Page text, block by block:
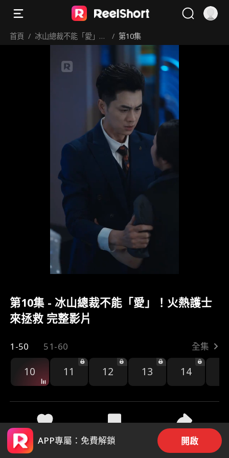
首頁 / 冰山總裁不能「愛」！
/ 第10集
第10集 - 冰山總裁不能「愛」！火熱護士
來拯救 完整影片
1-50 51-60 全集
10 11 12 13 14
44 935 分享
APP專屬：免費解鎖 開啟